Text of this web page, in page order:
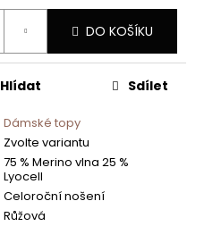
DO KOŠÍKU
Dámské topy
Zvolte variantu
75 % Merino vlna 25 %
Lyocell
Celoroční nošení
Růžová
Hlídat Sdílet